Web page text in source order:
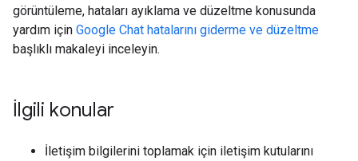
görüntüleme, hataları ayıklama ve düzeltme konusunda
yardım için Google Chat hatalarını giderme ve düzeltme
başlıklı makaleyi inceleyin.
İlgili konular
İletişim bilgilerini toplamak için iletişim kutularını